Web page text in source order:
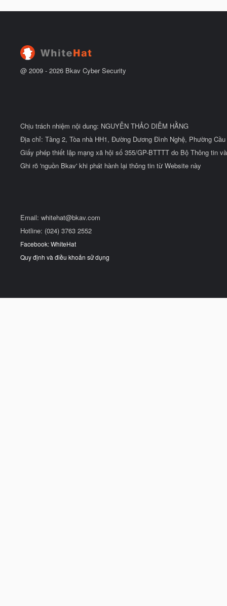
@ 2009 - 2026 Bkav Cyber Security
Chịu trách nhiệm nội dung: NGUYỄN THẢO DIỄM HẰNG
Địa chỉ: Tầng 2, Tòa nhà HH1, Đường Dương Đình Nghệ, Phường
Giấy phép thiết lập mạng xã hội số 355/GP-BTTTT do Bộ Thông tin
Ghi rõ 'nguồn Bkav' khi phát hành lại thông tin từ Website này
Email: whitehat@bkav.com
Hotline: (024) 3763 2552
Facebook: WhiteHat
Quy định và điều khoản sử dụng